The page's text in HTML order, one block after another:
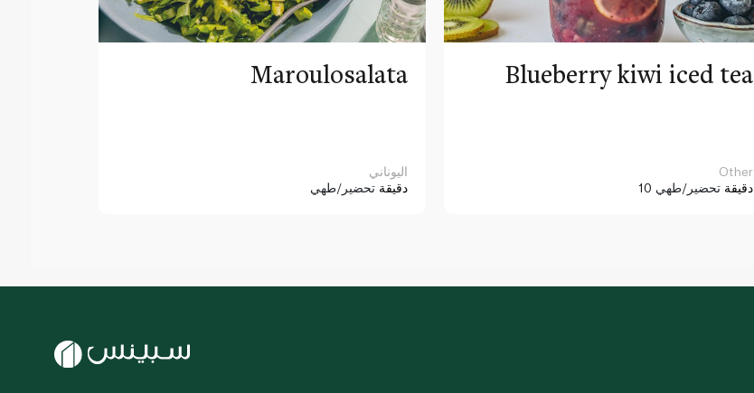
Maroulosalata
اليوناني
دقيقة تحضير/طهي
Blueberry kiwi iced tea
Other
10 دقيقة تحضير/طهي